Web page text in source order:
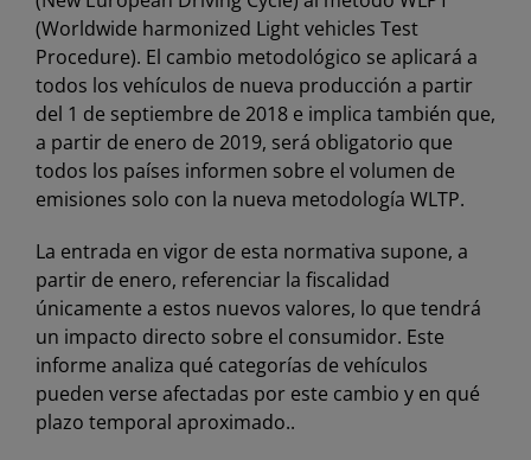
(Worldwide harmonized Light vehicles Test
Procedure). El cambio metodológico se aplicará a
todos los vehículos de nueva producción a partir
del 1 de septiembre de 2018 e implica también que,
a partir de enero de 2019, será obligatorio que
todos los países informen sobre el volumen de
emisiones solo con la nueva metodología WLTP.
La entrada en vigor de esta normativa supone, a
partir de enero, referenciar la fiscalidad
únicamente a estos nuevos valores, lo que tendrá
un impacto directo sobre el consumidor. Este
informe analiza qué categorías de vehículos
pueden verse afectadas por este cambio y en qué
plazo temporal aproximado..